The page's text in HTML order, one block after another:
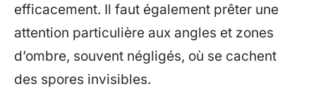
efficacement. Il faut également prêter une
attention particulière aux angles et zones
d’ombre, souvent négligés, où se cachent
des spores invisibles.